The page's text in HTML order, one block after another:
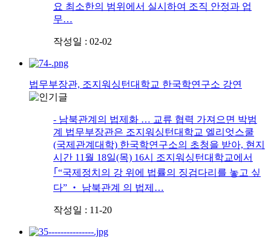
요 최소한의 범위에서 실시하여 조직 안정과 업
무…
작성일 : 02-02
법무부장관, 조지워싱턴대학교 한국학연구소 강연
- 남북관계의 법제화 … 교류 협력 가져으면 박범
계 법무부장관은 조지워싱턴대학교 엘리엇스쿨
(국제관계대학) 한국학연구소의 초청을 받아, 현지
시간 11월 18일(목) 16시 조지워싱턴대학교에서
｢“국제정치의 강 위에 법률의 징검다리를 놓고 싶
다” ‧ 남북관계 의 법제…
작성일 : 11-20